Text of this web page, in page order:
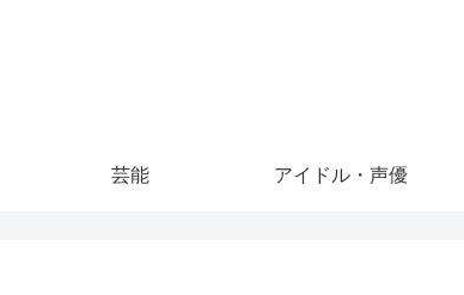
芸能 アイドル・声優